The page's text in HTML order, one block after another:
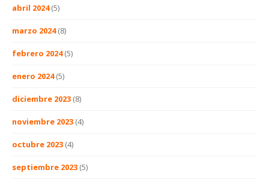
abril 2024(5)
marzo 2024(8)
febrero 2024(5)
enero 2024(5)
diciembre 2023 (8)
noviembre 2023 (4)
octubre 2023 (4)
septiembre 2023 (5)